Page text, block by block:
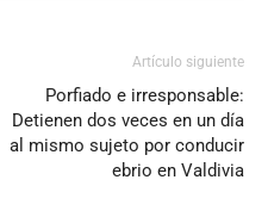
Artículo siguiente
Porfiado e irresponsable:
Detienen dos veces en un día
al mismo sujeto por conducir
ebrio en Valdivia